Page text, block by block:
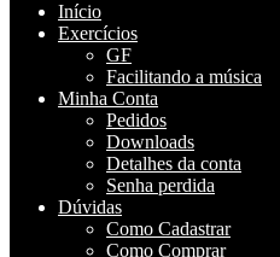
Início
Exercícios
GF
Facilitando a música
Minha Conta
Pedidos
Downloads
Detalhes da conta
Senha perdida
Dúvidas
Como Cadastrar
Como Comprar